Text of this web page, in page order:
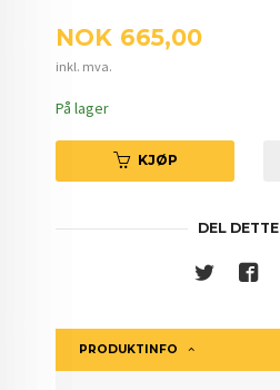
Pris
NOK 665,00
inkl. mva.
På lager
KJØP
DEL DETTE
PRODUKTINFO